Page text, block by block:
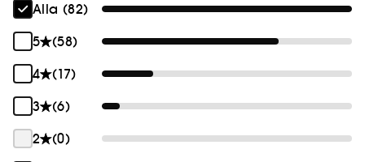
Alla (82)
5
(58)
4
(17)
3
(6)
2
(0)